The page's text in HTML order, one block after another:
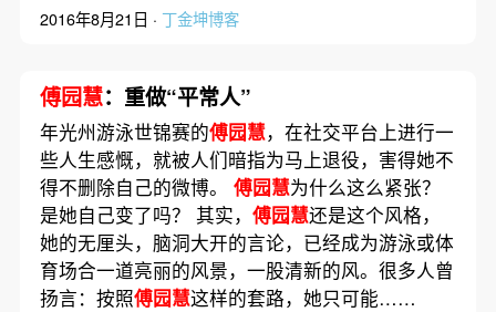
2016年8月21日 · 丁金坤博客
傅园慧：重做“平常人”
年光州游泳世锦赛的傅园慧，在社交平台上进行一
些人生感慨，就被人们暗指为马上退役，害得她不
得不删除自己的微博。 傅园慧为什么这么紧张？
是她自己变了吗？ 其实， 傅园慧还是这个风格，
她的无厘头，脑洞大开的言论，已经成为游泳或体
育场合一道亮丽的风景，一股清新的风。很多人曾
扬言：按照傅园慧这样的套路，她只可能……